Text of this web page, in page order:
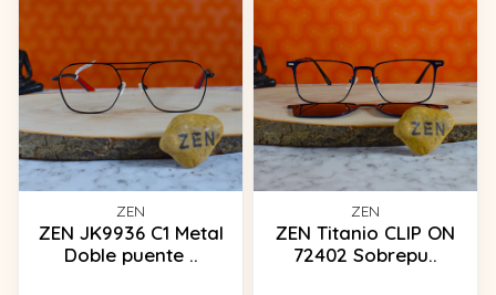
ZEN
ZEN JK9936 C1 Metal
Doble puente ..
ZEN
ZEN Titanio CLIP ON
72402 Sobrepu..